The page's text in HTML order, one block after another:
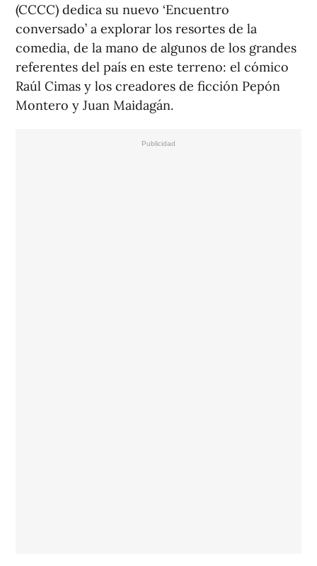
(CCCC) dedica su nuevo ‘Encuentro
conversado’ a explorar los resortes de la
comedia, de la mano de algunos de los grandes
referentes del país en este terreno: el cómico
Raúl Cimas y los creadores de ficción Pepón
Montero y Juan Maidagán.